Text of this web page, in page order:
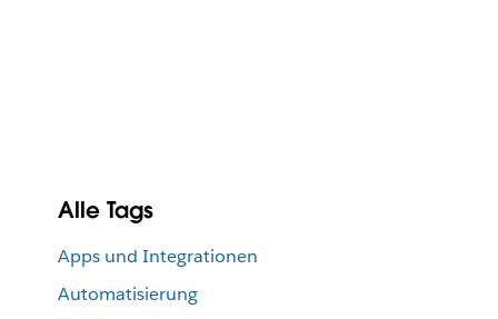
Alle Tags
Apps und Integrationen
Automatisierung